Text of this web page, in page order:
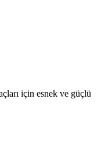
için esnek ve güçlü